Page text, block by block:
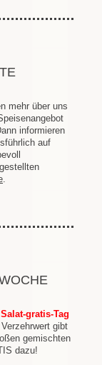
mehr über uns
informieren
auf
.
gratis-Tag
gibt
gemischten
dazu!